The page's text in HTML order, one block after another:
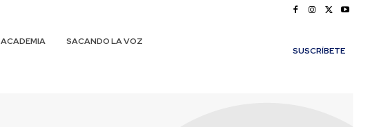
ACADEMIA
SACANDO LA VOZ
SUSCRÍBETE